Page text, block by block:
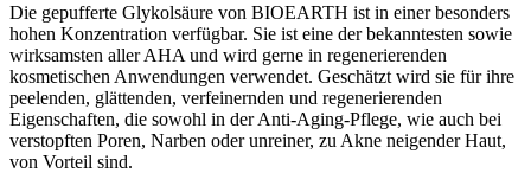
Die gepufferte Glykolsäure von BIOEARTH ist in einer besonders
hohen Konzentration verfügbar. Sie ist eine der bekanntesten sowie
wirksamsten aller AHA und wird gerne in regenerierenden
kosmetischen Anwendungen verwendet. Geschätzt wird sie für ihre
peelenden, glättenden, verfeinernden und regenerierenden
Eigenschaften, die sowohl in der Anti-Aging-Pflege, wie auch bei
verstopften Poren, Narben oder unreiner, zu Akne neigender Haut,
von Vorteil sind.